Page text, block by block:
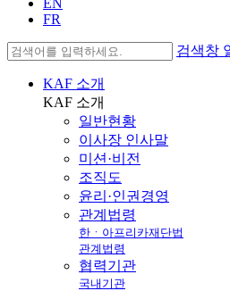
FR
검색창
KAF 소개
KAF 소개
일반현황
이사장 인사말
미션·비전
조직도
윤리·인권경영
관계법령
한ㆍ아프리카재단법
관계법령
협력기관
국내기관